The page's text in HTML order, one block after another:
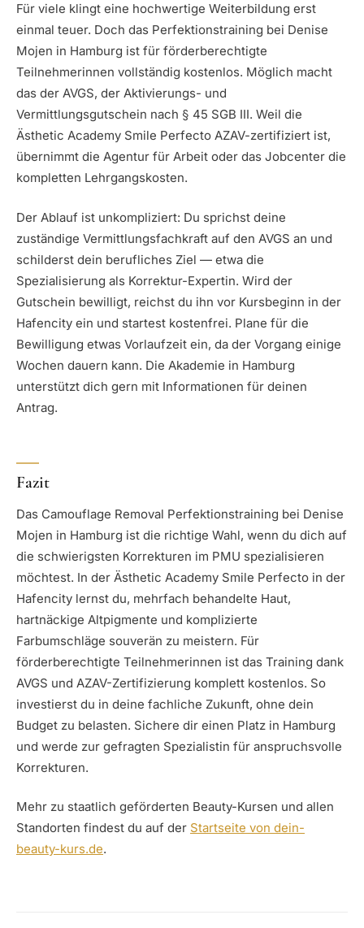
Für viele klingt eine hochwertige Weiterbildung erst
einmal teuer. Doch das Perfektionstraining bei Denise
Mojen in Hamburg ist für förderberechtigte
Teilnehmerinnen vollständig kostenlos. Möglich macht
das der AVGS, der Aktivierungs- und
Vermittlungsgutschein nach § 45 SGB III. Weil die
Ästhetic Academy Smile Perfecto AZAV-zertifiziert ist,
übernimmt die Agentur für Arbeit oder das Jobcenter die
kompletten Lehrgangskosten.
Der Ablauf ist unkompliziert: Du sprichst deine
zuständige Vermittlungsfachkraft auf den AVGS an und
schilderst dein berufliches Ziel — etwa die
Spezialisierung als Korrektur-Expertin. Wird der
Gutschein bewilligt, reichst du ihn vor Kursbeginn in der
Hafencity ein und startest kostenfrei. Plane für die
Bewilligung etwas Vorlaufzeit ein, da der Vorgang einige
Wochen dauern kann. Die Akademie in Hamburg
unterstützt dich gern mit Informationen für deinen
Antrag.
Fazit
Das Camouflage Removal Perfektionstraining bei Denise
Mojen in Hamburg ist die richtige Wahl, wenn du dich auf
die schwierigsten Korrekturen im PMU spezialisieren
möchtest. In der Ästhetic Academy Smile Perfecto in der
Hafencity lernst du, mehrfach behandelte Haut,
hartnäckige Altpigmente und komplizierte
Farbumschläge souverän zu meistern. Für
förderberechtigte Teilnehmerinnen ist das Training dank
AVGS und AZAV-Zertifizierung komplett kostenlos. So
investierst du in deine fachliche Zukunft, ohne dein
Budget zu belasten. Sichere dir einen Platz in Hamburg
und werde zur gefragten Spezialistin für anspruchsvolle
Korrekturen.
Mehr zu staatlich geförderten Beauty-Kursen und allen
Standorten findest du auf der Startseite von dein-
beauty-kurs.de.